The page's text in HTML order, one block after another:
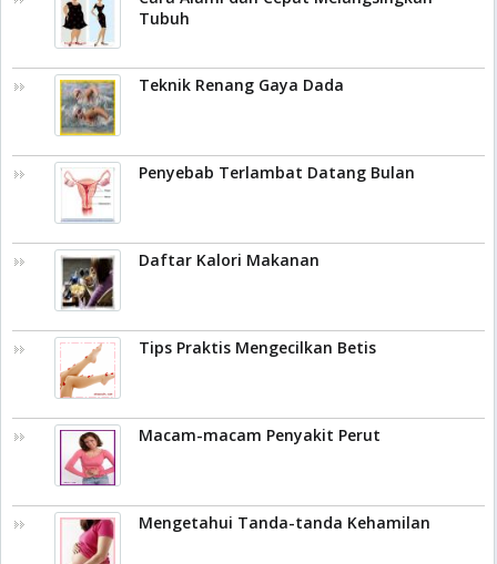
Tubuh
Teknik Renang Gaya Dada
Penyebab Terlambat Datang Bulan
Daftar Kalori Makanan
Tips Praktis Mengecilkan Betis
Macam-macam Penyakit Perut
Mengetahui Tanda-tanda Kehamilan